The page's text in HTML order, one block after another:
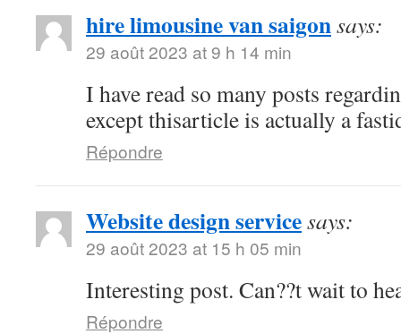
hire limousine van saigonsays:
29 août 2023 at 9 h 14 min
I have read so many posts
except thisarticle is actually a
Répondre
Website design servicesays:
29 août 2023 at 15 h 05 min
Interesting post. Can??t wait to
Répondre